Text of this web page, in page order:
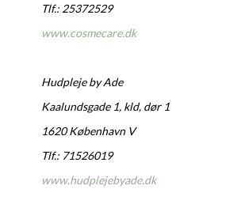
Tlf.: 25372529
www.cosmecare.dk
Hudpleje by Ade
Kaalundsgade 1, kld, dør 1
1620 København V
Tlf.: 71526019
www.hudplejebyade.dk